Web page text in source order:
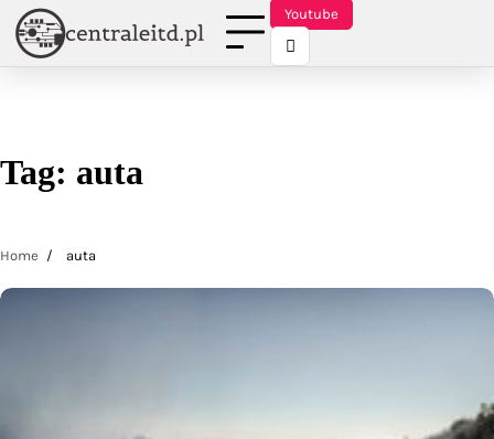
Skip
content
Youtube
Tag: auta
Home auta